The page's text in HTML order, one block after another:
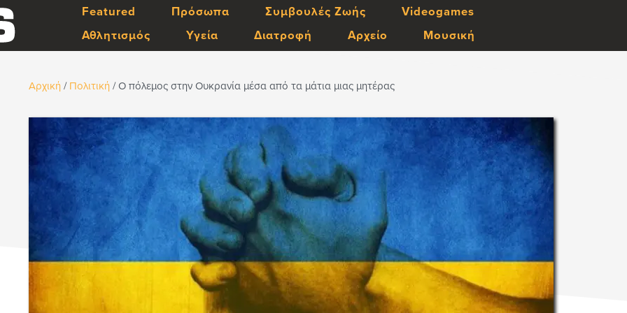
Featured Πρόσωπα Συμβουλές Ζωής
Videogames
Αθλητισμός
Υγεία Διατροφή Αρχείο Μουσική
Αρχική / Πολιτική /Ο πόλεμος στην Ουκρανία μέσα από τα μάτια μιας μητέρας